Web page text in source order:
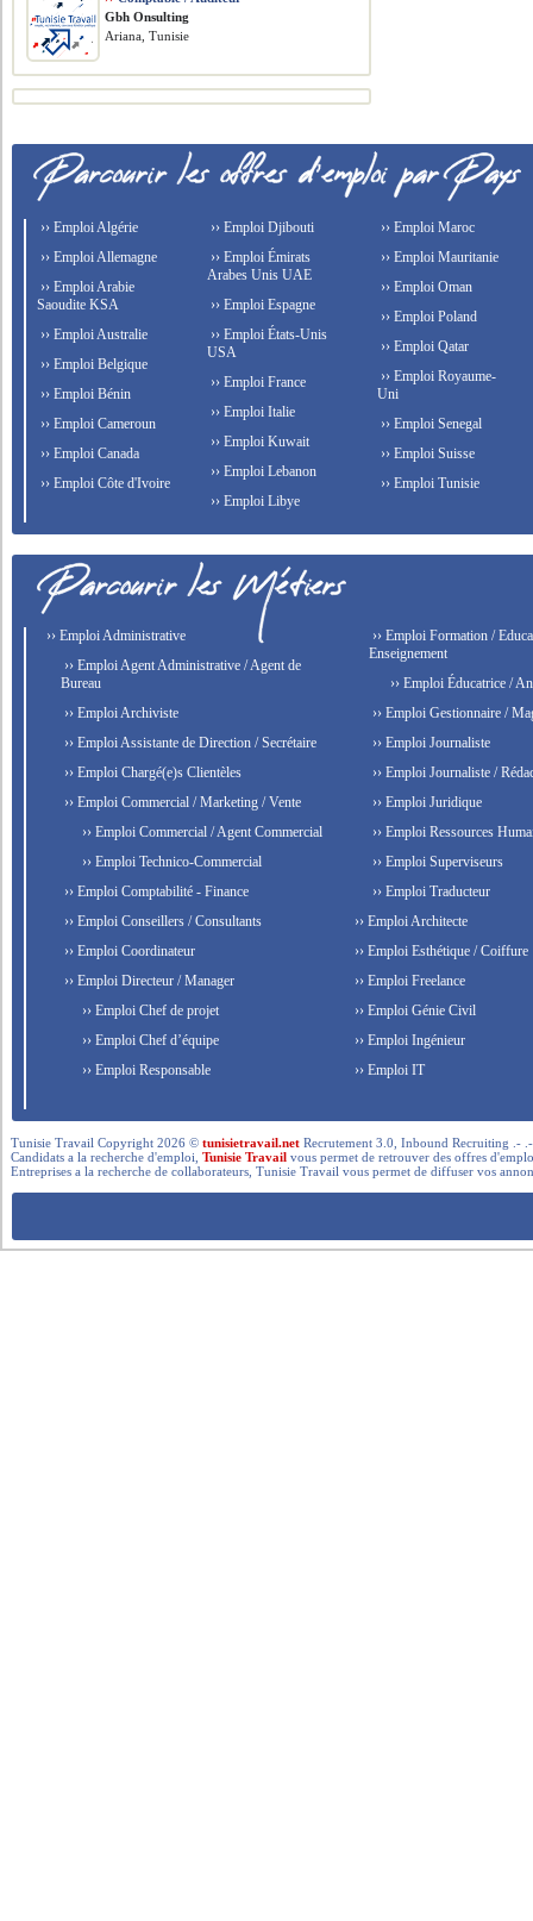
Gbh Onsulting
Ariana, Tunisie
›› Emploi Algérie
›› Emploi Allemagne
›› Emploi Arabie
Saoudite KSA
›› Emploi Australie
›› Emploi Belgique
›› Emploi Bénin
›› Emploi Cameroun
›› Emploi Canada
›› Emploi Côte d'Ivoire
›› Emploi Djibouti
›› Emploi Émirats
Arabes Unis UAE
›› Emploi Espagne
›› Emploi États-Unis
USA
›› Emploi France
›› Emploi Italie
›› Emploi Kuwait
›› Emploi Lebanon
›› Emploi Libye
›› Emploi Maroc
›› Emploi Mauritanie
›› Emploi Oman
›› Emploi Poland
›› Emploi Qatar
›› Emploi Royaume-
Uni
›› Emploi Senegal
›› Emploi Suisse
›› Emploi Tunisie
›› Emploi Administrative
›› Emploi Agent Administrative / Agent de
Bureau
›› Emploi Archiviste
›› Emploi Assistante de Direction / Secrétaire
›› Emploi Chargé(e)s Clientèles
›› Emploi Commercial / Marketing / Vente
›› Emploi Commercial / Agent Commercial
›› Emploi Technico-Commercial
›› Emploi Comptabilité - Finance
›› Emploi Conseillers / Consultants
›› Emploi Coordinateur
›› Emploi Directeur / Manager
›› Emploi Chef de projet
›› Emploi Chef d’équipe
›› Emploi Responsable
›› Emploi Formation /
Enseignement
›› Emploi Éducatrice /
›› Emploi Gestionnaire /
›› Emploi Journaliste
›› Emploi Journaliste /
›› Emploi Juridique
›› Emploi Ressources
›› Emploi Superviseurs
›› Emploi Traducteur
›› Emploi Architecte
›› Emploi Esthétique / Coiffure
›› Emploi Freelance
›› Emploi Génie Civil
›› Emploi Ingénieur
›› Emploi IT
Tunisie Travail Copyright 2026 ©tunisietravail.net Recrutement 3.0, Inbound Recruiting .-
Candidats a la recherche d'emploi,Tunisie Travail vous permet de retrouver des offres
Entreprises a la recherche de collaborateurs, Tunisie Travail vous permet de diffuser vos